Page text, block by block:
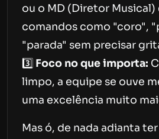
ou o MD (Diretor
comandos como "coro",
"parada" sem precisar
3️⃣ Foco no que importa:
limpo, a equipe se ouve
uma excelência muito
Mas ó, de nada adianta